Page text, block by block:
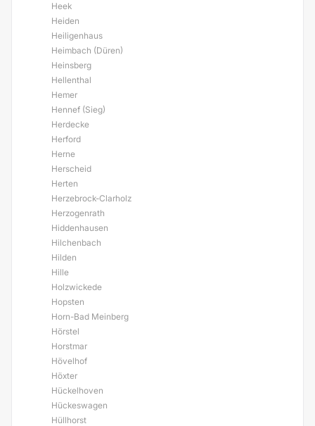
Heek
Heiden
Heiligenhaus
Heimbach (Düren)
Heinsberg
Hellenthal
Hemer
Hennef (Sieg)
Herdecke
Herford
Herne
Herscheid
Herten
Herzebrock-Clarholz
Herzogenrath
Hiddenhausen
Hilchenbach
Hilden
Hille
Holzwickede
Hopsten
Horn-Bad Meinberg
Hörstel
Horstmar
Hövelhof
Höxter
Hückelhoven
Hückeswagen
Hüllhorst